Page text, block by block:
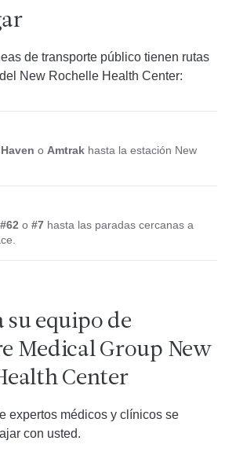
de transporte público tienen rutas
New Rochelle Health Center:
o Amtrak hasta la estación New
#62 o #7 hasta las paradas cercanas a
su equipo de
Medical Group New
Center
expertos médicos y clínicos se
con usted.